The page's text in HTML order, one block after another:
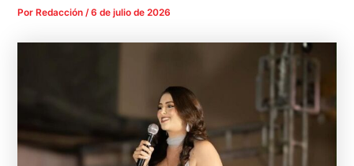
Por Redacción/6 de julio de 2026